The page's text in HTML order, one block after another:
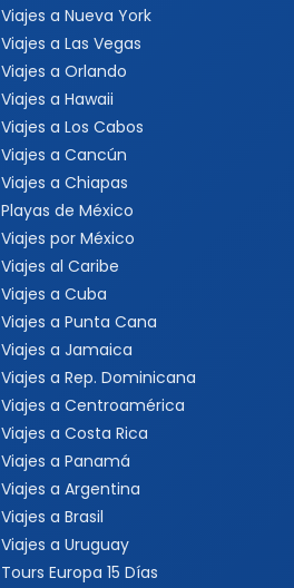
Viajes a Nueva York
Viajes a Las Vegas
Viajes a Orlando
Viajes a Hawaii
Viajes a Los Cabos
Viajes a Cancún
Viajes a Chiapas
Playas de México
Viajes por México
Viajes al Caribe
Viajes a Cuba
Viajes a Punta Cana
Viajes a Jamaica
Viajes a Rep. Dominicana
Viajes a Centroamérica
Viajes a Costa Rica
Viajes a Panamá
Viajes a Argentina
Viajes a Brasil
Viajes a Uruguay
Tours Europa 15 Días